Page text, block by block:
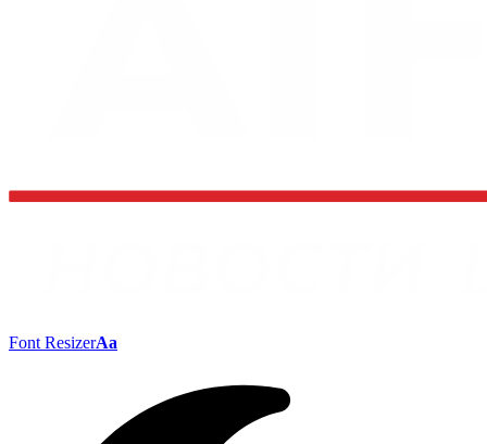
Font ResizerAa